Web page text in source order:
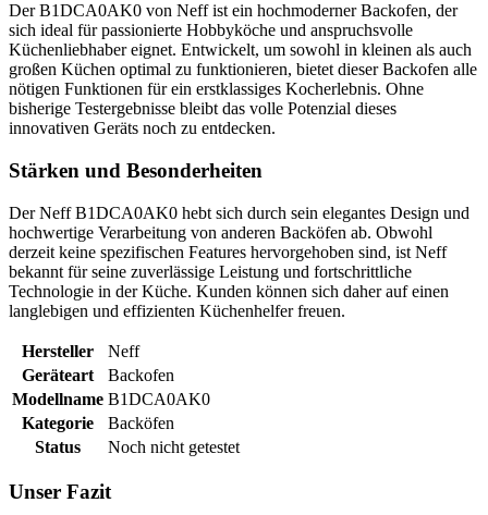
Der B1DCA0AK0 von Neff ist ein hochmoderner Backofen, der
sich ideal für passionierte Hobbyköche und anspruchsvolle
Küchenliebhaber eignet. Entwickelt, um sowohl in kleinen als auch
großen Küchen optimal zu funktionieren, bietet dieser Backofen alle
nötigen Funktionen für ein erstklassiges Kocherlebnis. Ohne
bisherige Testergebnisse bleibt das volle Potenzial dieses
innovativen Geräts noch zu entdecken.
Stärken und Besonderheiten
Der Neff B1DCA0AK0 hebt sich durch sein elegantes Design und
hochwertige Verarbeitung von anderen Backöfen ab. Obwohl
derzeit keine spezifischen Features hervorgehoben sind, ist Neff
bekannt für seine zuverlässige Leistung und fortschrittliche
Technologie in der Küche. Kunden können sich daher auf einen
langlebigen und effizienten Küchenhelfer freuen.
Hersteller
Neff
Geräteart
Backofen
Modellname B1DCA0AK0
Kategorie
Backöfen
Status
Noch nicht getestet
Unser Fazit